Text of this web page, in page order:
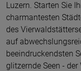
Luzern. Starten Sie
charmantesten
des
auf
beeindruckendsten
glitzernde Seen -